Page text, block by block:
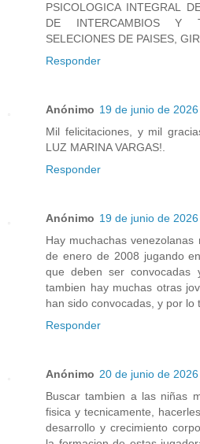
PSICOLOGICA INTEGRAL
DE INTERCAMBIOS Y
SELECIONES DE PAISES,
Responder
Anónimo 19 de junio de
Mil felicitaciones, y mil
LUZ MARINA VARGAS!.
Responder
Anónimo 19 de junio de
Hay muchachas
de enero de 2008 jugando
que deben ser convocadas
tambien hay muchas otras
han sido convocadas, y por lo
Responder
Anónimo 20 de junio de
Buscar tambien a las niñas
fisica y tecnicamente,
desarrollo y crecimiento